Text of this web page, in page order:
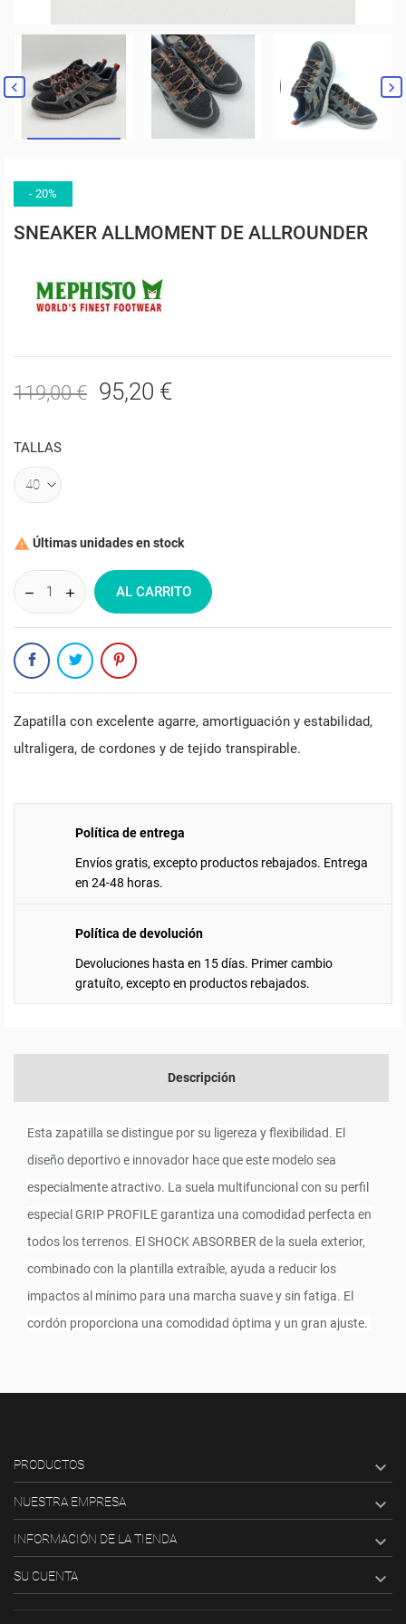
 
- 20%
SNEAKER ALLMOMENT DE ALLROUNDER
119,00 € 95,20 €
TALLAS
 Últimas unidades en stock
AL CARRITO
Zapatilla con excelente agarre, amortiguación y estabilidad,
ultraligera, de cordones y de tejido transpirable.
Política de entrega
Envíos gratis, excepto productos rebajados. Entrega
en 24-48 horas.
Política de devolución
Devoluciones hasta en 15 días. Primer cambio
gratuíto, excepto en productos rebajados.
Descripción
Esta zapatilla se distingue por su ligereza y flexibilidad. El
diseño deportivo e innovador hace que este modelo sea
especialmente atractivo. La suela multifuncional con su perfil
especial GRIP PROFILE garantiza una comodidad perfecta en
todos los terrenos. El SHOCK ABSORBER de la suela exterior,
combinado con la plantilla extraíble, ayuda a reducir los
impactos al mínimo para una marcha suave y sin fatiga. El
cordón proporciona una comodidad óptima y un gran ajuste.
PRODUCTOS 
NUESTRA EMPRESA 
INFORMACIÓN DE LA TIENDA 
SU CUENTA 